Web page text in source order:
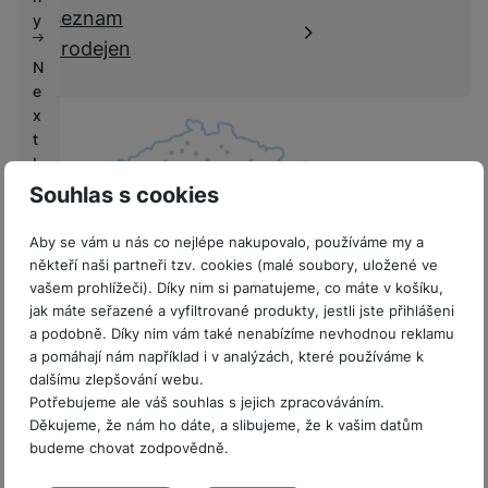
Souhlas s cookies
Aby se vám u nás co nejlépe nakupovalo, používáme my a
někteří naši partneři tzv. cookies (malé soubory, uložené ve
vašem prohlížeči). Díky nim si pamatujeme, co máte v košíku,
jak máte seřazené a vyfiltrované produkty, jestli jste přihlášeni
a podobně. Díky nim vám také nenabízíme nevhodnou reklamu
a pomáhají nám například i v analýzách, které používáme k
dalšímu zlepšování webu.
Potřebujeme ale váš souhlas s jejich zpracováváním.
Děkujeme, že nám ho dáte, a slibujeme, že k vašim datům
budeme chovat zodpovědně.
k
y
N
e
x
t
L
if
V
ý
k
u
p
y
G
a
Seznam
prodejen
8 prodejen v ČR